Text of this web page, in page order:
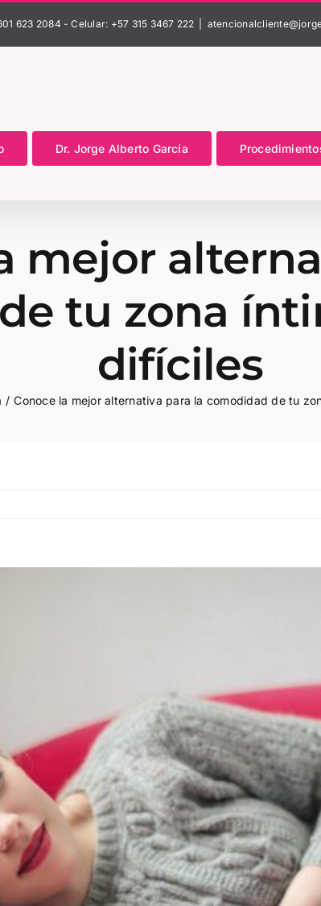
623 2084 - Celular: +57 315 3467 222
Dr. Jorge Alberto García
mejor
tu zona
difíciles
Conoce la mejor alternativa para la comodidad de tu